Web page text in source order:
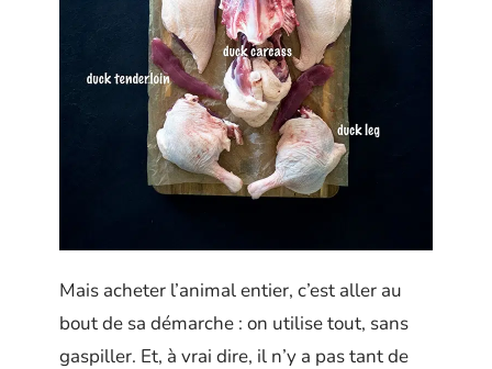
Mais acheter l’animal entier, c’est aller au
bout de sa démarche : on utilise tout, sans
gaspiller. Et, à vrai dire, il n’y a pas tant de